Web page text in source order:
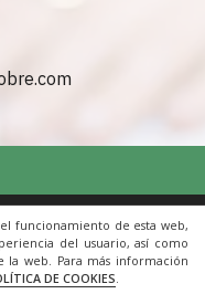
funcionamiento de esta web,
del usuario, así como
la web. Para más información
DE COOKIES.
|Contacto
Una web de